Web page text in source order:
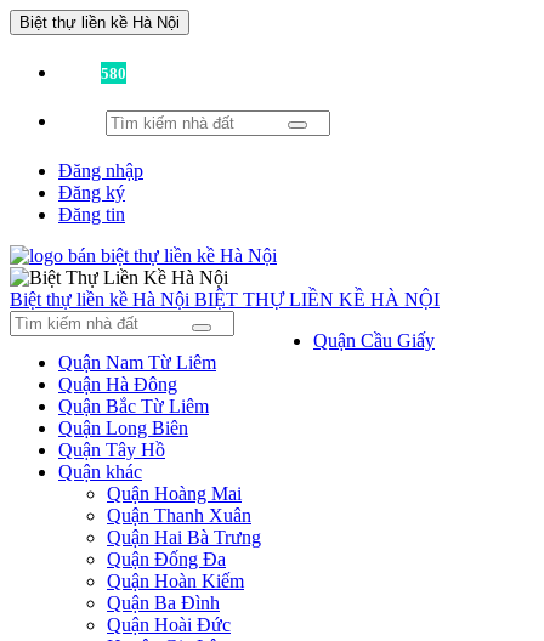
Biệt thự liền kề Hà Nội
580
Đăng nhập
Đăng ký
Đăng tin
Biệt thự liền kề Hà Nội BIỆT THỰ LIỀN KỀ HÀ NỘI
Quận Cầu Giấy
Quận Nam Từ Liêm
Quận Hà Đông
Quận Bắc Từ Liêm
Quận Long Biên
Quận Tây Hồ
Quận khác
Quận Hoàng Mai
Quận Thanh Xuân
Quận Hai Bà Trưng
Quận Đống Đa
Quận Hoàn Kiếm
Quận Ba Đình
Quận Hoài Đức